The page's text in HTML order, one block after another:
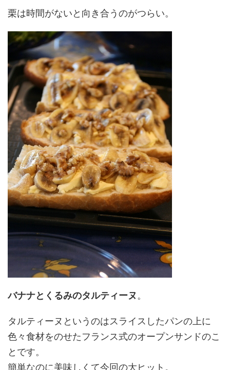
栗は時間がないと向き合うのがつらい。
バナナとくるみのタルティーヌ。
タルティーヌというのはスライスしたパンの上に
色々食材をのせたフランス式のオープンサンドのこ
とです。
簡単なのに美味しくて今回の大ヒット。